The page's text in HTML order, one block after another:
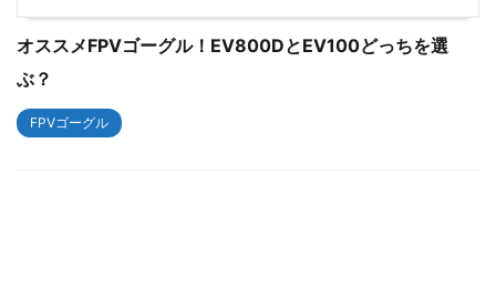
オススメFPVゴーグル！EV800DとEV100どっちを選
ぶ？
FPVゴーグル